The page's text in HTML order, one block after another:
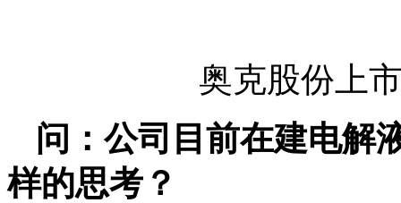
奥克股份上
问：公司目前在建电解
样的思考？